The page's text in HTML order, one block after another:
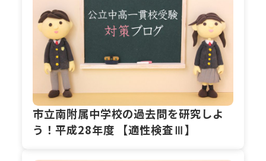
市立南附属中学校の過去問を研究しよ
う！平成28年度 【適性検査Ⅲ】